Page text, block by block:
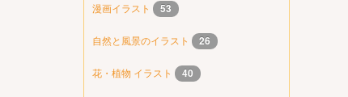
漫画イラスト 53
自然と風景のイラスト 26
花・植物 イラスト 40